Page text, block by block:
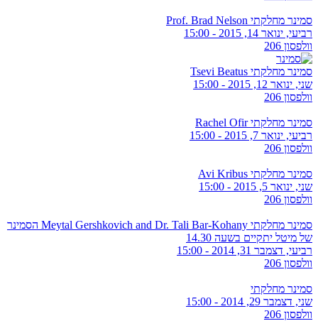
סמינר מחלקתי Prof. Brad Nelson
רביעי, ינואר 14, 2015 - 15:00
וולפסון 206
סמינר מחלקתי Tsevi Beatus
שני, ינואר 12, 2015 - 15:00
וולפסון 206
סמינר מחלקתי Rachel Ofir
רביעי, ינואר 7, 2015 - 15:00
וולפסון 206
סמינר מחלקתי Avi Kribus
שני, ינואר 5, 2015 - 15:00
וולפסון 206
סמינר מחלקתי Meytal Gershkovich and Dr. Tali Bar-Kohany הסמינר
של מיטל יתקיים בשעה 14.30
רביעי, דצמבר 31, 2014 - 15:00
וולפסון 206
סמינר מחלקתי
שני, דצמבר 29, 2014 - 15:00
וולפסון 206